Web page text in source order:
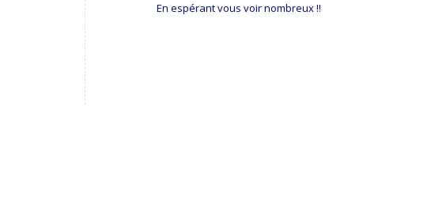
En espérant vous voir nombreux !!